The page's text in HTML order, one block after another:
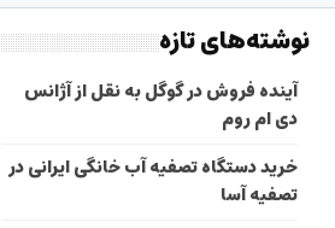
نوشته‌های تازه
آینده فروش در گوگل به نقل از آژانس
دی ام روم
خرید دستگاه تصفیه آب خانگی ایرانی در
تصفیه آسا